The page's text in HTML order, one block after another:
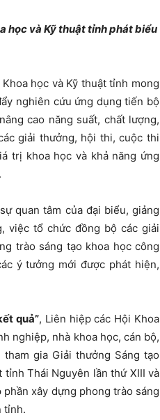
học và Kỹ thuật tỉnh phát biểu
học và Kỹ thuật tỉnh mong
nghiên cứu ứng dụng tiến bộ
cao năng suất, chất lượng,
giải thưởng, hội thi, cuộc thi
trị khoa học và khả năng ứng
quan tâm của đại biểu, giảng
việc tổ chức đồng bộ các giải
trào sáng tạo khoa học công
ý tưởng mới được phát hiện,
quả”, Liên hiệp các Hội Khoa
nghiệp, nhà khoa học, cán bộ,
gia Giải thưởng Sáng tạo
tỉnh Thái Nguyên lần thứ XIII và
xây dựng phong trào sáng
tỉnh.